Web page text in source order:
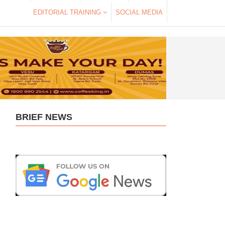
EDITORIAL TRAINING SOCIAL MEDIA
BRIEF NEWS